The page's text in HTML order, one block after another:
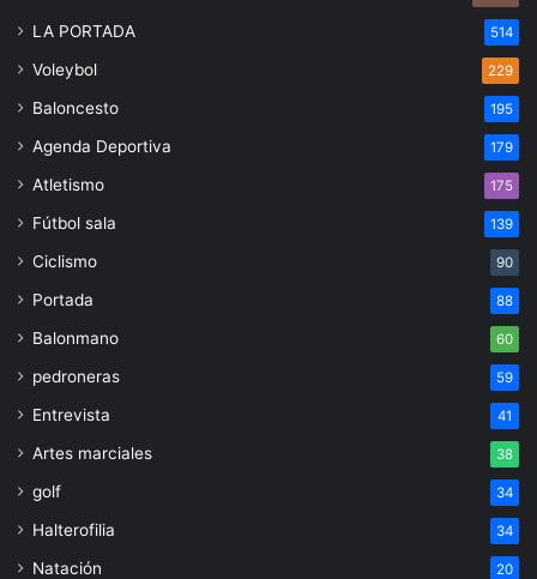
LA PORTADA 514
Voleybol 229
Baloncesto 195
Agenda Deportiva 179
Atletismo 175
Fútbol sala 139
Ciclismo 90
Portada 88
Balonmano 60
pedroneras 59
Entrevista 41
Artes marciales 38
golf 34
Halterofilia 34
Natación 20